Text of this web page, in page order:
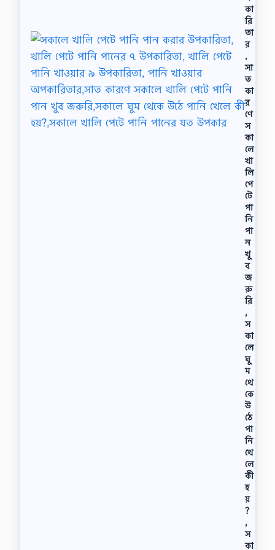
কা
রি
তা
র
,
সা
ত
কা
র
ণে
স
কা
লে
খা
লি
পে
টে
পা
নি
পা
ন
খু
ব
জ
রু
রি
,
স
কা
লে
ঘু
ম
থে
কে
উ
ঠে
পা
নি
খে
লে
কী
হ
য়
?
,
স
কা